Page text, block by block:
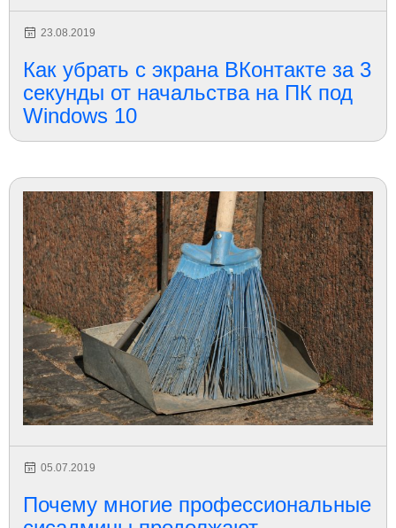
23.08.2019
Как убрать с экрана ВКонтакте за 3
секунды от начальства на ПК под
Windows 10
05.07.2019
Почему многие профессиональные